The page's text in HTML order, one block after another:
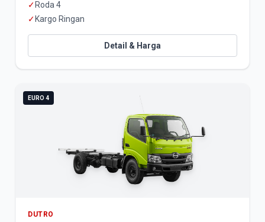
✓ Roda 4
✓ Kargo Ringan
Detail & Harga
EURO 4
DUTRO